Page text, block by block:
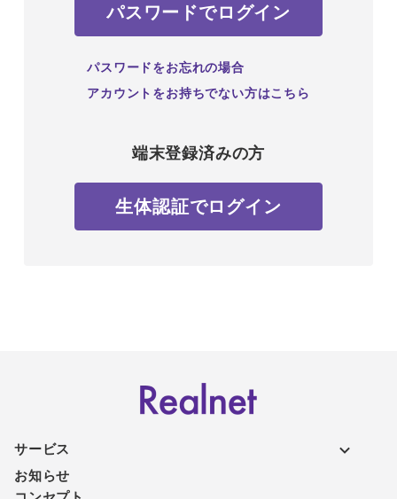
パスワードでログイン
パスワードをお忘れの場合
アカウントをお持ちでない方はこちら
端末登録済みの方
生体認証でログイン
サービス
お知らせ